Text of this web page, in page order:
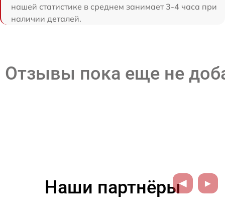
нашей статистике в среднем занимает 3-4 часа при
наличии деталей.
Отзывы пока еще не
Наши партнёры